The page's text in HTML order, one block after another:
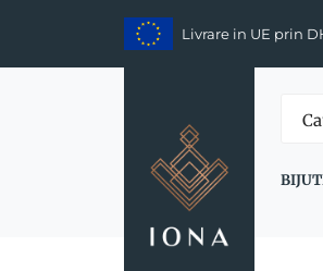
content
Livrare in UE prin